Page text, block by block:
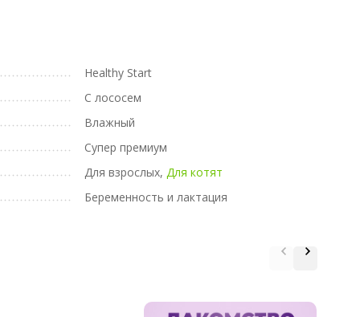
Healthy Start
С лососем
Влажный
Супер премиум
Для взрослых, Для котят
Беременность и лактация